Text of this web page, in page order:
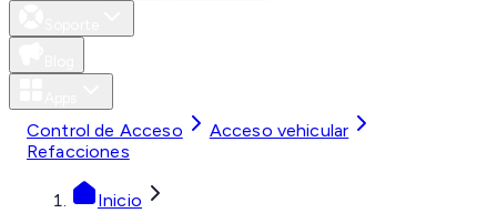
Control de Acceso
Acceso vehicular
Refacciones
Inicio